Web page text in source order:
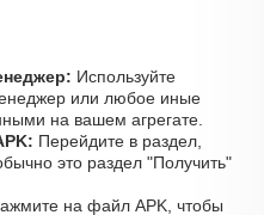
Используйте
или любое иные
на вашем агрегате.
Перейдите в раздел,
это раздел "Получить"
на файл APK, чтобы